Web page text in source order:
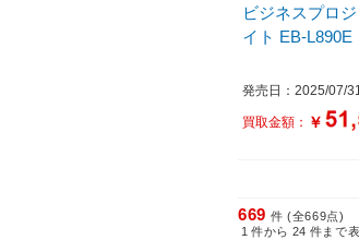
ビジネスプロジェ
イト EB-L890E
発売日：2025/07/
買取金額： ￥
669 件 (全669点)
1 件から 24 件まで